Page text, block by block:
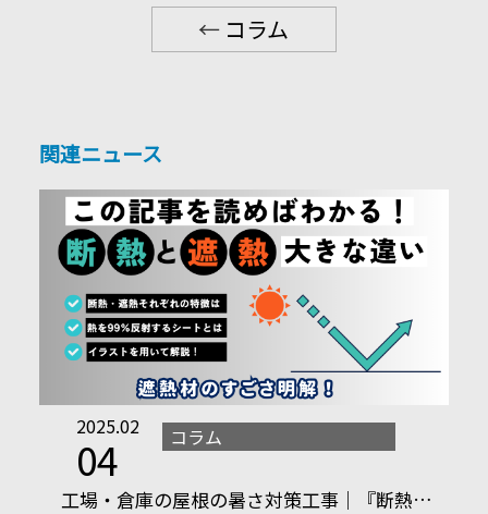
← コラム
関連ニュース
2025.02
04 コラム
工場・倉庫の屋根の暑さ対策工事｜『断熱…